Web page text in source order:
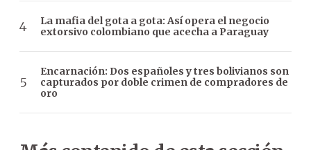
La mafia del gota a gota: Así opera el negocio
extorsivo colombiano que acecha a Paraguay
Encarnación: Dos españoles y tres bolivianos son
capturados por doble crimen de compradores de
oro